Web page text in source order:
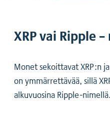
XRP vai Ripple
Monet sekoittavat XRP:n
on ymmärrettävää, sillä
alkuvuosina Ripple-